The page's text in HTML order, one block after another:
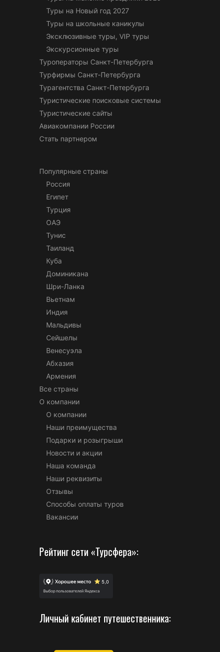
Туры на Новый год 2027
Туры на школьные каникулы
Эксклюзивные туры, VIP туры
Экскурсионные туры
Туроператоры Санкт-Петербурга
Турфирмы Санкт-Петербурга
Турагентства Санкт-Петербурга
Туристические поисковые системы
Туристические сайты
Авиакомпании России
Стать партнером
Популярные страны
Россия
Египет
Турция
ОАЭ
Тунис
Таиланд
Куба
Доминикана
Шри-Ланка
Вьетнам
Индия
Мальдивы
Сейшелы
Венесуэла
Абхазия
Армения
Все страны
О компании
О компании
Наши преимущества
Подарки и розыгрыши
Новости и акции
Наша команда
Наши реквизиты
Отзывы
Способы оплаты туров
Вакансии
Рейтинг сети «Турсфера»:
Личный кабинет путешественника: